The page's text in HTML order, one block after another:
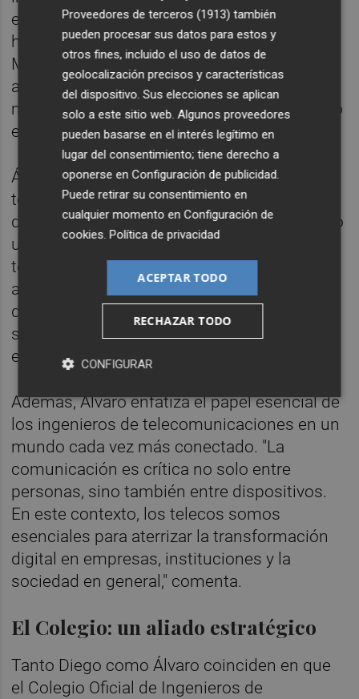
empresas y centros educativos utilizando
herramientas como Google Workspace y
Microsoft 365. "Ayudamos a organizaciones
a optimizar el uso de la tecnología de
manera responsable y eficiente, fomentando
el trabajo colaborativo," explica.
Álvaro subraya cómo la formación en
telecomunicaciones y un máster en
dirección de empresas le han proporcionado
una combinación única de habilidades
técnicas y de gestión. "La capacidad
analítica, la visión global y el gusto por el
detalle que desarrollamos durante la carrera
son claves para tomar decisiones basadas
en datos y no en intuiciones," afirma.
Además, Álvaro enfatiza el papel esencial de
los ingenieros de telecomunicaciones en un
mundo cada vez más conectado. "La
comunicación es crítica no solo entre
personas, sino también entre dispositivos.
En este contexto, los telecos somos
esenciales para aterrizar la transformación
digital en empresas, instituciones y la
sociedad en general," comenta.
El Colegio: un aliado estratégico
Tanto Diego como Álvaro coinciden en que
el Colegio Oficial de Ingenieros de
Proveedores de terceros (1913) también
pueden procesar sus datos para estos y
otros fines, incluido el uso de datos de
geolocalización precisos y características
del dispositivo. Sus elecciones se aplican
solo a este sitio web. Algunos proveedores
pueden basarse en el interés legítimo en
lugar del consentimiento; tiene derecho a
oponerse enConfiguración de publicidad.
Puede retirar su consentimiento en
cualquier momento enConfiguración de
cookies.Política de privacidad
ACEPTAR TODO
RECHAZAR TODO
CONFIGURAR